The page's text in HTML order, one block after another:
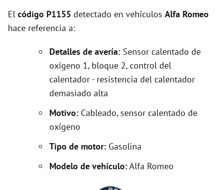
El código P1155 detectado en vehículos Alfa Romeo
hace referencia a:
Detalles de avería: Sensor calentado de
oxígeno 1, bloque 2, control del
calentador - resistencia del calentador
demasiado alta
Motivo: Cableado, sensor calentado de
oxígeno
Tipo de motor: Gasolina
Modelo de vehículo:Alfa Romeo